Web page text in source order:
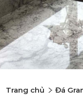
Trang chủ Đá